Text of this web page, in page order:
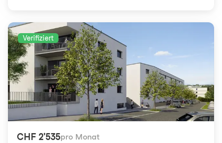
Verifiziert
CHF 2'535pro Monat